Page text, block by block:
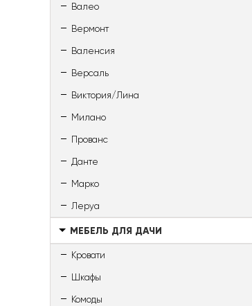
Валео
Вермонт
Валенсия
Версаль
Виктория/Лина
Милано
Прованс
Данте
Марко
Леруа
МЕБЕЛЬ ДЛЯ ДАЧИ
Кровати
Шкафы
Комоды